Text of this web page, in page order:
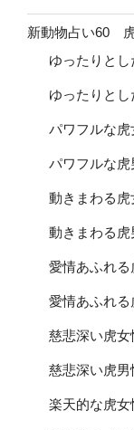
新動物占い60
ゆったりと
ゆったりと
パワフルな虎
パワフルな虎
動きまわる虎
動きまわる虎
愛情あふれる
愛情あふれる
慈悲深い虎女
慈悲深い虎男
楽天的な虎女